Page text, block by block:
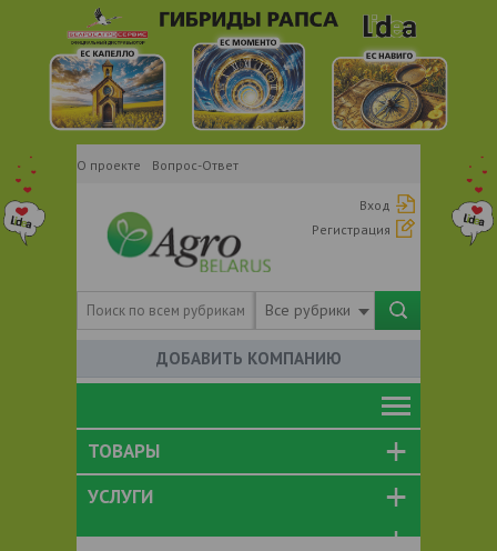
О проекте Вопрос-Ответ
Вход
Регистрация
Все рубрики
ДОБАВИТЬ КОМПАНИЮ
ТОВАРЫ
УСЛУГИ